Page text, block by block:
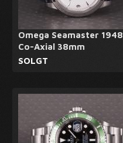
Omega Seamaster 1948
Co-Axial 38mm
SOLGT